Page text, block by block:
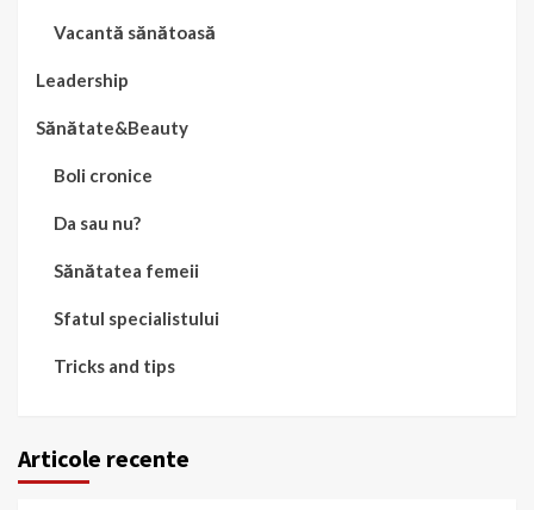
Vacantă sănătoasă
Leadership
Sănătate&Beauty
Boli cronice
Da sau nu?
Sănătatea femeii
Sfatul specialistului
Tricks and tips
Articole recente